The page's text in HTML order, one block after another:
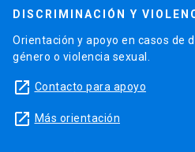
DISCRIMINACIÓN Y
Orientación y apoyo en casos de
género o violencia sexual.
launch Contacto para apoyo
launch Más orientación